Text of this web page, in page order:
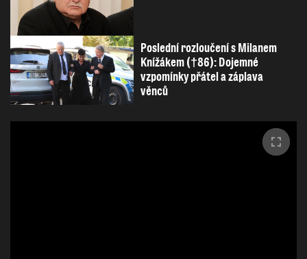
Poslední rozloučení s Milanem
Knížákem (†86): Dojemné
vzpomínky přátel a záplava
věnců